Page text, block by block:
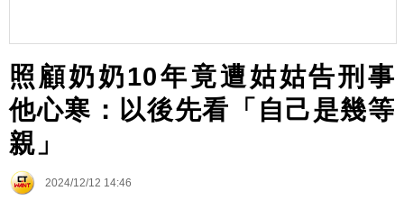
照顧奶奶10年竟遭姑姑告刑事
他心寒：以後先看「自己是幾等
親」
2024/12/12 14:46